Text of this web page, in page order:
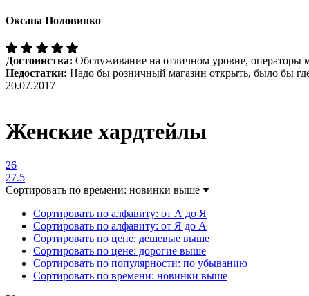
Оксана Половинко
Достоинства: Обслуживание на отличном уровне, операторы
Недостатки: Надо бы розничный магазин открыть, было бы
20.07.2017
Женские хардтейлы
26
27.5
Сортировать по времени: новинки выше
Сортировать по алфавиту: от А до Я
Сортировать по алфавиту: от Я до А
Сортировать по цене: дешевые выше
Сортировать по цене: дорогие выше
Сортировать по популярности: по убыванию
Сортировать по времени: новинки выше